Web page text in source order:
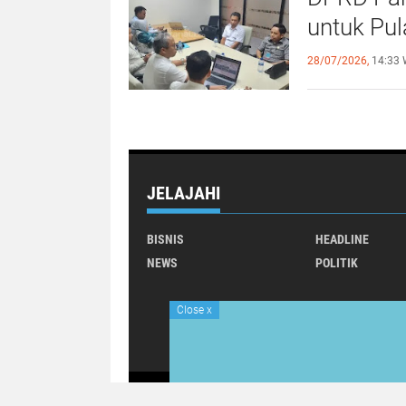
untuk
28/07/2026, 14:33
JELAJAHI
BISNIS HEADLINE
NEWS
POLITIK
Close x